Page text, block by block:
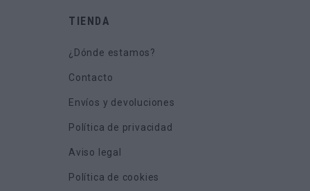
TIENDA
¿Dónde estamos?
Contacto
Envíos y devoluciones
Política de privacidad
Aviso legal
Política de cookies